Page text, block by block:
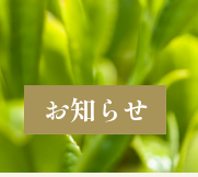
お知らせ